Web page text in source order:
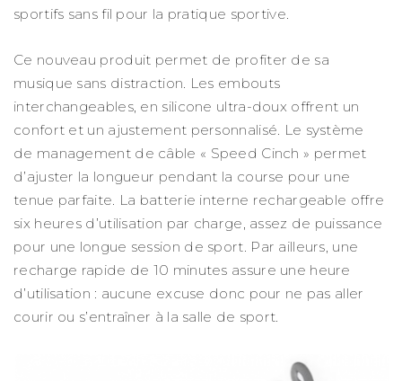
sportifs sans fil pour la pratique sportive.
Ce nouveau produit permet de profiter de sa
musique sans distraction. Les embouts
interchangeables, en silicone ultra-doux offrent un
confort et un ajustement personnalisé. Le système
de management de câble « Speed Cinch » permet
d’ajuster la longueur pendant la course pour une
tenue parfaite. La batterie interne rechargeable offre
six heures d’utilisation par charge, assez de puissance
pour une longue session de sport. Par ailleurs, une
recharge rapide de 10 minutes assure une heure
d’utilisation : aucune excuse donc pour ne pas aller
courir ou s’entraîner à la salle de sport.